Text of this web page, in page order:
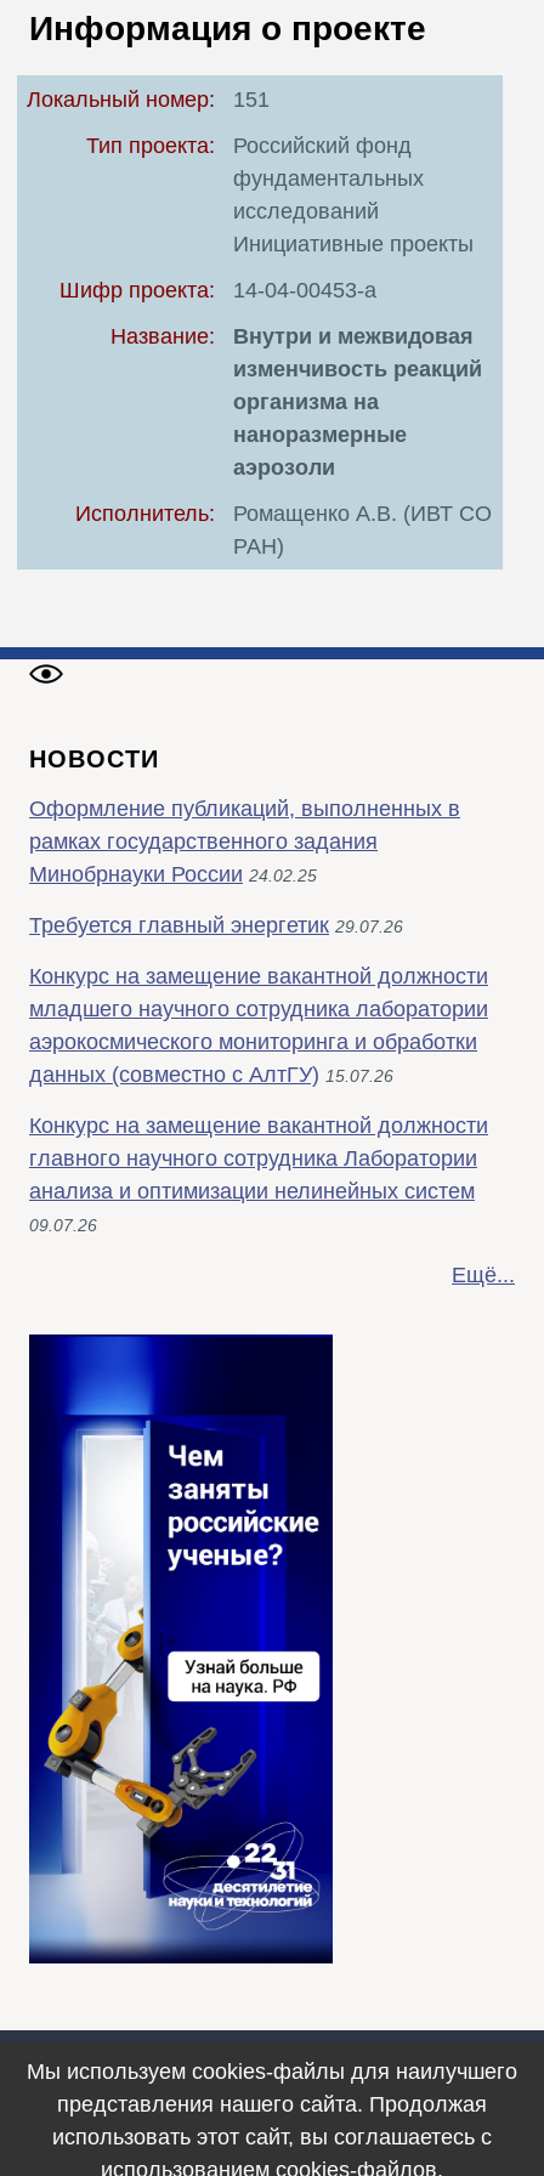
Т
Информация о проекте
Локальный номер:
151
Тип проекта:
Российский фонд
фундаментальных
исследований
Инициативные проекты
Шифр проекта:
14-04-00453-а
Название:
Внутри и межвидовая
изменчивость реакций
организма на
наноразмерные
аэрозоли
Исполнитель:
Ромащенко А.В. (ИВТ СО
РАН)
НОВОСТИ
Оформление публикаций, выполненных в
рамках государственного задания
Минобрнауки России 24.02.25
Требуется главный энергетик 29.07.26
Конкурс на замещение вакантной должности
младшего научного сотрудника лаборатории
аэрокосмического мониторинга и обработки
данных (совместно с АлтГУ) 15.07.26
Конкурс на замещение вакантной должности
главного научного сотрудника Лаборатории
анализа и оптимизации нелинейных систем
09.07.26
Ещё...
Противодействие коррупции
© 1990–2025. ФИЦ ИВТ, г. Новосибирск
Мы используем cookies-файлы для наилучшего
представления нашего сайта. Продолжая
использовать этот сайт, вы соглашаетесь с
использованием cookies-файлов.